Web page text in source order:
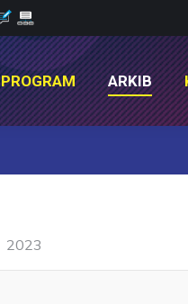
PROGRAM ARKIB
2023
PROGRAM ARKIB